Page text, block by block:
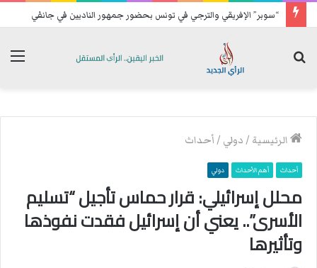
“سوبر” الإفريقي والترجي في تونس بحضور جمهور الناديين في جانفي
الرئيسية /دولي /أحداث
أحداث أهم الأحداث دولي
محلل إسرائيلي: قرار حماس تأجيل “تسليم
الأسرى”.. يعني أن إسرائيل فقدت نفوذها
وتأثيرها